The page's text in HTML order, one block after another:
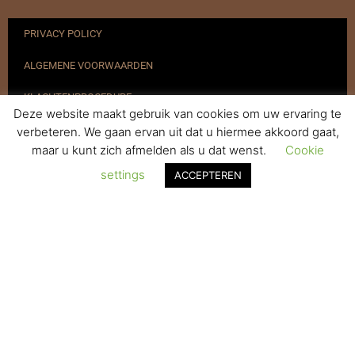
PRIVACY POLICY
ALGEMENE VOORWAARDEN
KLACHTENPROCEDURE
VERZENDEN & RETOURNEREN
Deze website maakt gebruik van cookies om uw ervaring te
verbeteren. We gaan ervan uit dat u hiermee akkoord gaat,
maar u kunt zich afmelden als u dat wenst.
Cookie
settings
ACCEPTEREN